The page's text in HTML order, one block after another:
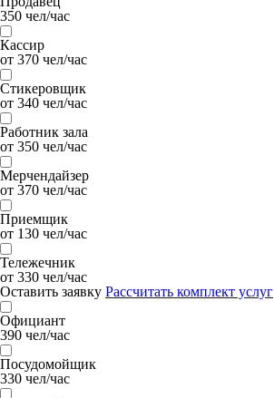
350 чел/час
Кассир
от 370 чел/час
Стикеровщик
от 340 чел/час
Работник зала
от 350 чел/час
Мерчендайзер
от 370 чел/час
Приемщик
от 130 чел/час
Тележечник
от 330 чел/час
Оставить заявку Рассчитать комплект услуг
Официант
390 чел/час
Посудомойщик
330 чел/час